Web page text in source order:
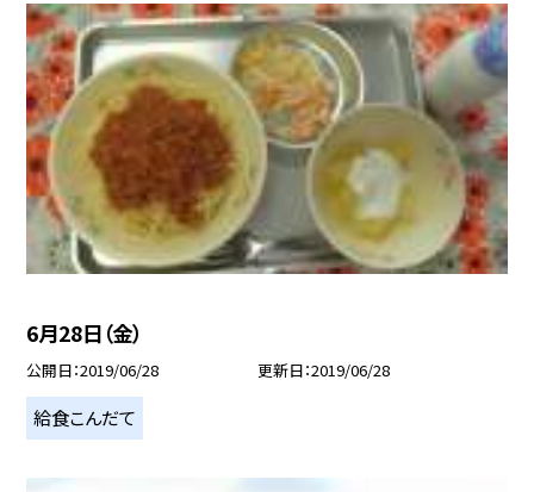
6月28日（金）
公開日 2019/06/28 更新日 2019/06/28
給食こんだて